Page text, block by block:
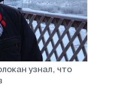
узнал, что